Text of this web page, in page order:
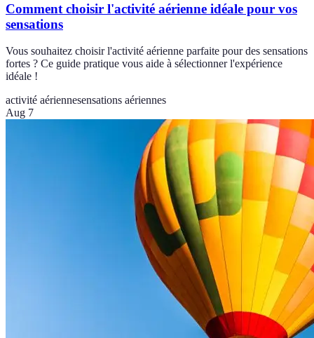
Comment choisir l'activité aérienne idéale pour vos
sensations
Vous souhaitez choisir l'activité aérienne parfaite pour des sensations
fortes ? Ce guide pratique vous aide à sélectionner l'expérience
idéale !
activité aériennesensations aériennes
Aug 7